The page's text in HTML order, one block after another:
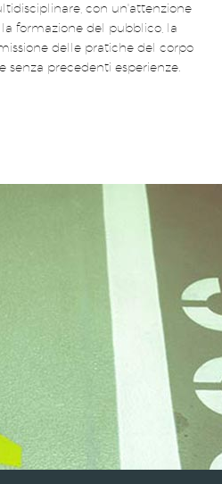
con un'attenzione
formazione del pubblico, la
delle pratiche del corpo
senza precedenti esperienze.